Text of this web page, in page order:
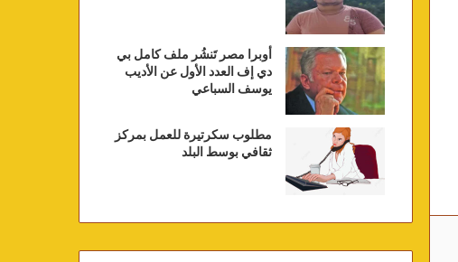
أوبرا مصر تَنشُر ملف كامل بي
دي إف العدد الأول عن الأديب
يوسف السباعي
مطلوب سكرتيرة للعمل بمركز
ثقافي بوسط البلد